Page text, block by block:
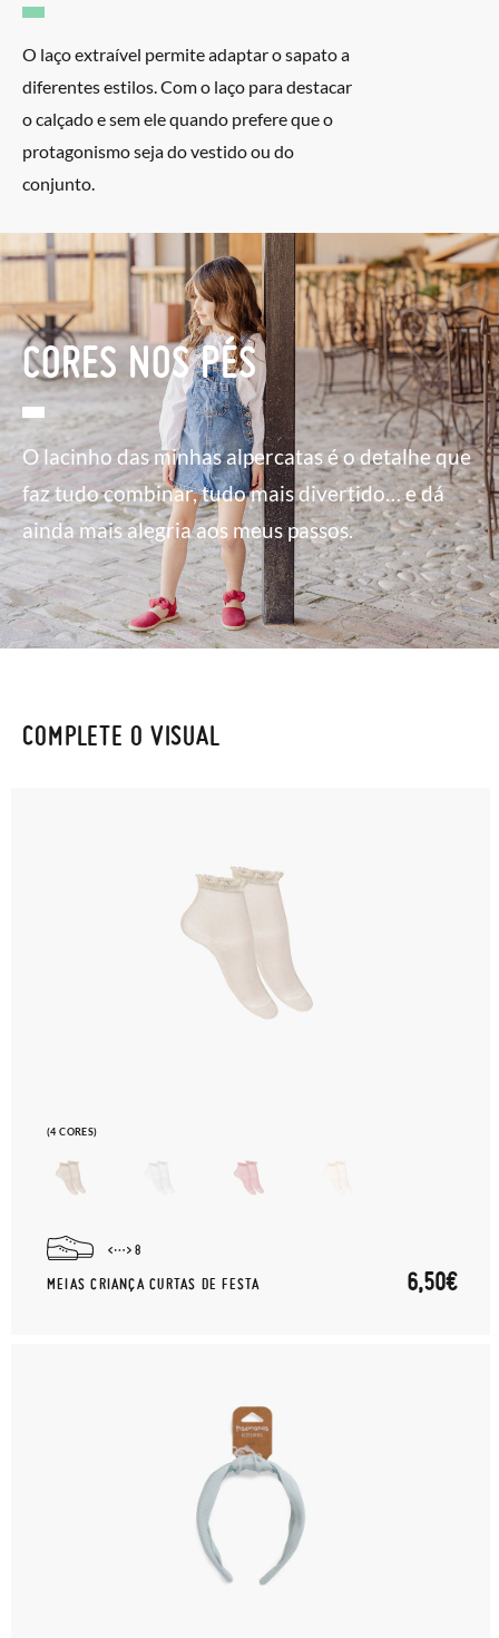
O laço extraível permite adaptar o sapato a
diferentes estilos. Com o laço para destacar
o calçado e sem ele quando prefere que o
protagonismo seja do vestido ou do
conjunto.
CORES NOS PÉS
O lacinho das minhas alpercatas é o detalhe que
faz tudo combinar, tudo mais divertido… e dá
ainda mais alegria aos meus passos.
COMPLETE O VISUAL
(4 CORES)
8
MEIAS CRIANÇA CURTAS DE FESTA 6,50€